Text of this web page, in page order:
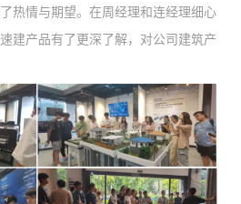
热情与期望。在周经理和连经理细心
建产品有了更深了解，对公司建筑产